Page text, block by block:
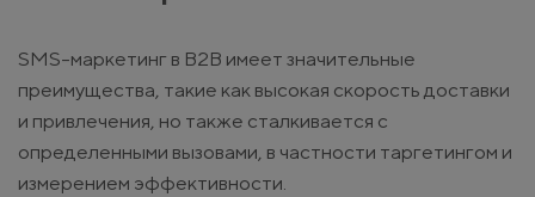
SMS-маркетинг в B2B имеет значительные
преимущества, такие как высокая скорость доставки
и привлечения, но также сталкивается с
определенными вызовами, в частности таргетингом и
измерением эффективности.